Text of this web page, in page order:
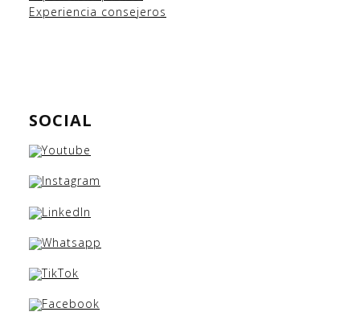
Experiencia consejeros
SOCIAL